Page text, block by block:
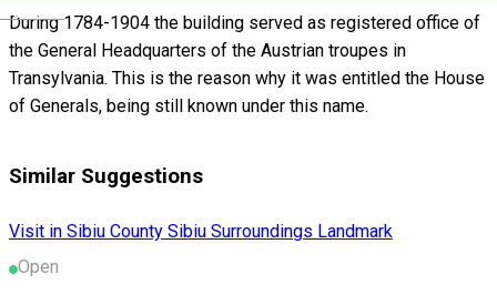
Deutsch
During 1784-1904 the building served as registered office of
the General Headquarters of the Austrian troupes in
Transylvania. This is the reason why it was entitled the House
of Generals, being still known under this name.
Similar Suggestions
Visit in Sibiu County Sibiu Surroundings Landmark
Open